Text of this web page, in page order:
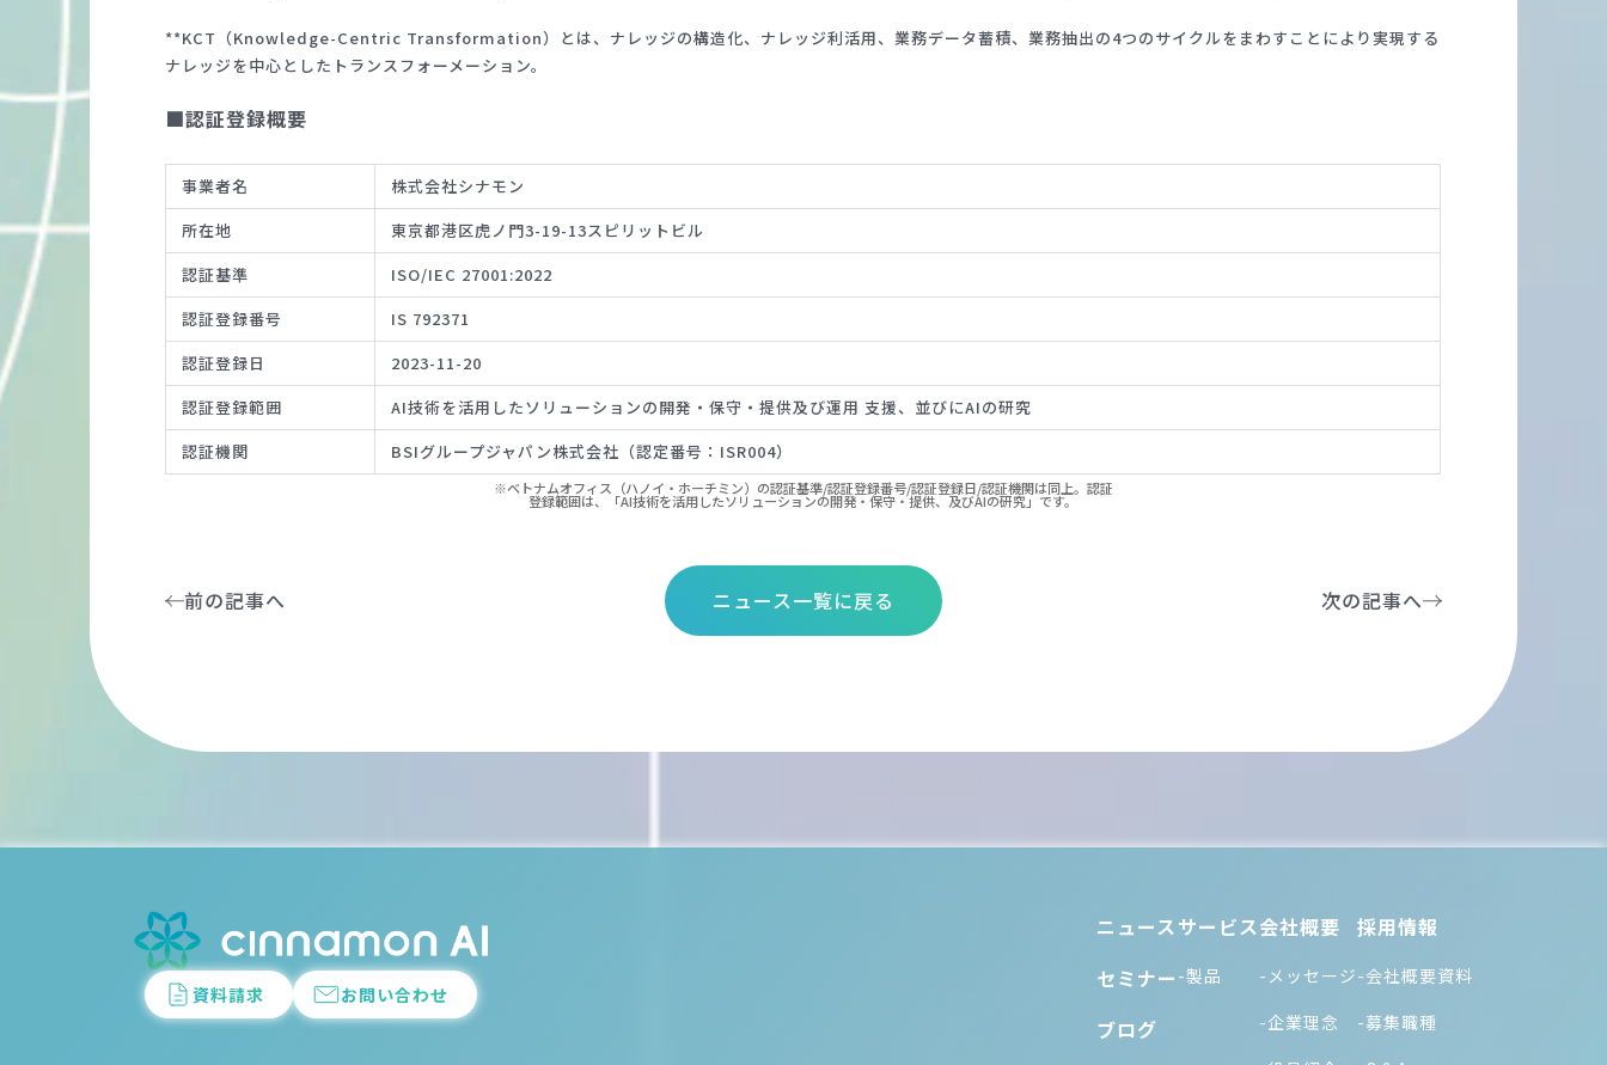
**KCT（Knowledge-Centric Transformation）とは、ナレッジの構造化、ナレッジ利活用、業務データ蓄積、業務抽出の4つのサイクルをまわすことにより実現する
ナレッジを中心としたトランスフォーメーション。
■認証登録概要
事業者名
株式会社シナモン
所在地
東京都港区虎ノ門3-19-13スピリットビル
認証基準
ISO/IEC 27001:2022
認証登録番号
IS 792371
認証登録日
2023-11-20
認証登録範囲
AI技術を活用したソリューションの開発・保守・提供及び運用 支援、並びにAIの研究
認証機関
BSIグループジャパン株式会社（認定番号：ISR004）
※ベトナムオフィス（ハノイ・ホーチミン）の認証基準/認証登録番号/認証登録日/認証機関は同上。認証
登録範囲は、「AI技術を活用したソリューションの開発・保守・提供、及びAIの研究」です。
前の記事へ ニュース一覧に戻る 次の記事へ
資料請求 お問い合わせ
ニュース
セミナー
ブログ
サービス
-製品
会社概要
-メッセージ
-企業理念
採用情報
-会社概要資料
-募集職種